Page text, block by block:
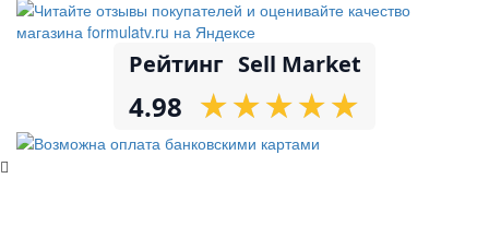
Рейтинг Sell Market
4.98 ★
★★
★★
★★
★★
★